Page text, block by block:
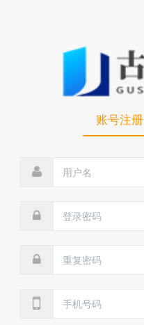
账号注册